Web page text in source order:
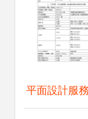
平面設計服